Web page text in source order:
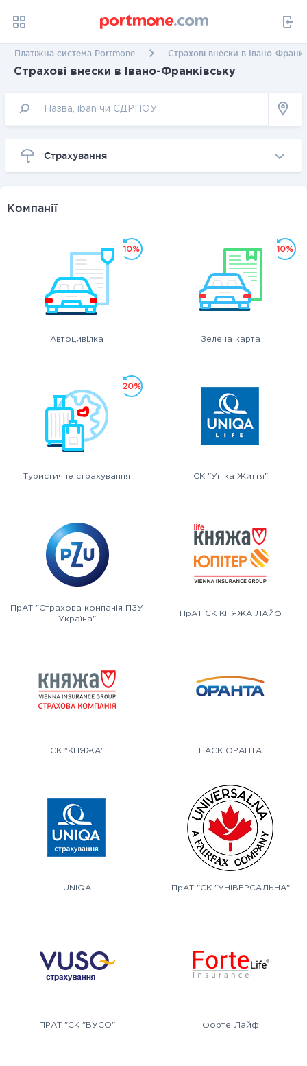
Платіжна система Portmone Страхові внески в Івано-
Страхові внески в Івано-Франківську
Страхування
Компанії
Автоцивілка
10%
Зелена карта
10%
Туристичне страхування
20%
СК "Уніка Життя"
ПрАТ "Страхова компанія ПЗУ
Україна"
ПрАТ СК КНЯЖА ЛАЙФ
СК "КНЯЖА" НАСК ОРАНТА
UNIQA ПрАТ "СК "УНІВЕРСАЛЬНА"
ПРАТ "СК "ВУСО" Форте Лайф